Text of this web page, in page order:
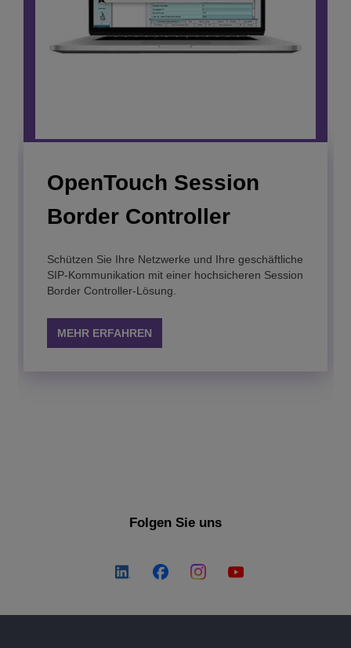
OpenTouch Session
Border Controller
Schützen Sie Ihre Netzwerke und Ihre geschäftliche
SIP-Kommunikation mit einer hochsicheren Session
Border Controller-Lösung.
MEHR ERFAHREN
Unified Management
OmniVista 8770
Network Management
System
Ein gemeinsames Network Management System
und Anwendungen der nächsten Generation
Folgen Sie uns